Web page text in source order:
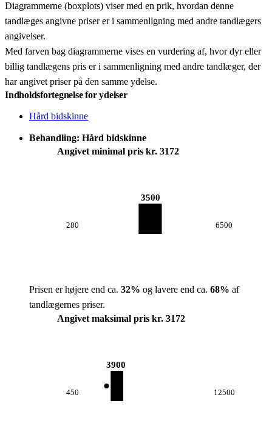
Diagrammerne (boxplots) viser med en prik, hvordan denne
tandlæges angivne priser er i sammenligning med andre tandlægers
angivelser.
Med farven bag diagrammerne vises en vurdering af, hvor dyr eller
billig tandlægens pris er i sammenligning med andre tandlæger, der
har angivet priser på den samme ydelse.
Indholdsfortegnelse for ydelser
Hård bidskinne
Behandling: Hård bidskinne
Angivet minimal pris kr. 3172
280
3500
6500
Prisen er højere end ca. 32% og lavere end ca. 68% af
tandlægernes priser.
Angivet maksimal pris kr. 3172
450
3900
12500